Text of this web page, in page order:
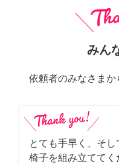
みん
依頼者のみなさま
とても手早く、そ
椅子を組み立ててく